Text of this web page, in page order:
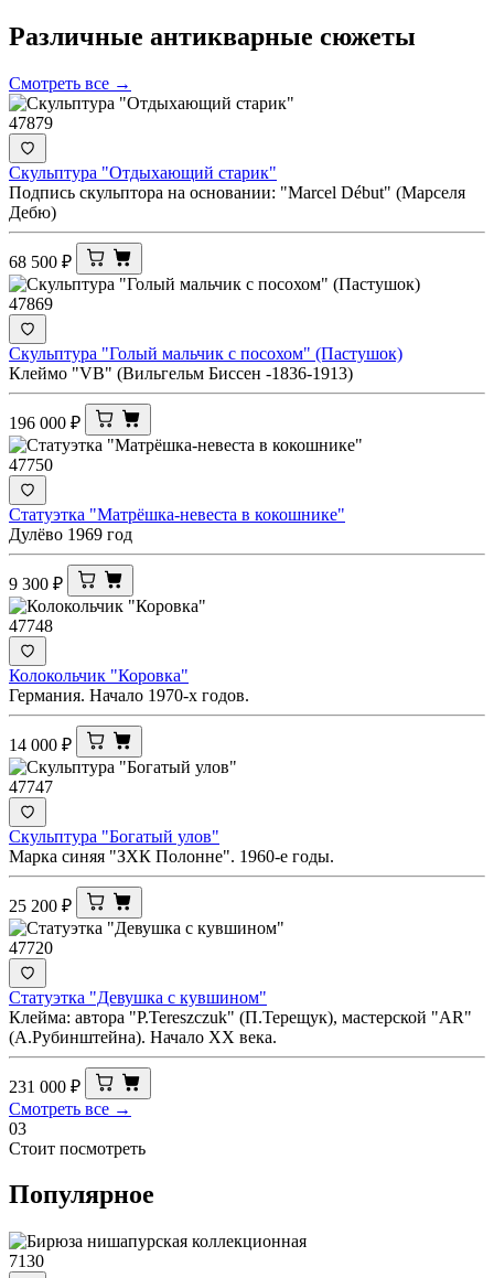
Различные антикварные сюжеты
Смотреть все →
47879
Скульптура "Отдыхающий старик"
Подпись скульптора на основании: "Marcel Début" (Марселя
Дебю)
68 500 ₽
47869
Скульптура "Голый мальчик с посохом" (Пастушок)
Клеймо "VB" (Вильгельм Биссен -1836-1913)
196 000 ₽
47750
Статуэтка "Матрёшка-невеста в кокошнике"
Дулёво 1969 год
9 300 ₽
47748
Колокольчик "Коровка"
Германия. Начало 1970-х годов.
14 000 ₽
47747
Скульптура "Богатый улов"
Марка синяя "ЗХК Полонне". 1960-е годы.
25 200 ₽
47720
Статуэтка "Девушка с кувшином"
Клейма: автора "Р.Tereszczuk" (П.Терещук), мастерской "AR"
(А.Рубинштейна). Начало ХХ века.
231 000 ₽
Смотреть все →
03
Стоит посмотреть
Популярное
7130